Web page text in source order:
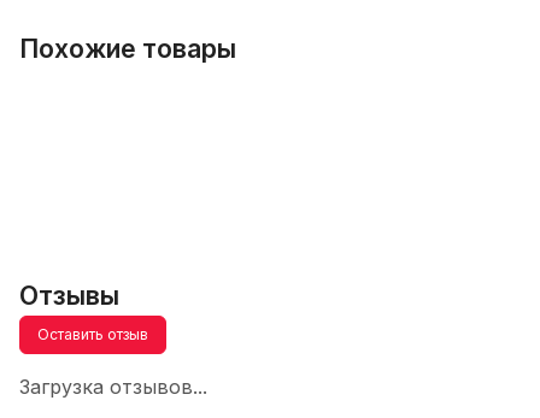
Похожие товары
Отзывы
Оставить отзыв
Загрузка отзывов...